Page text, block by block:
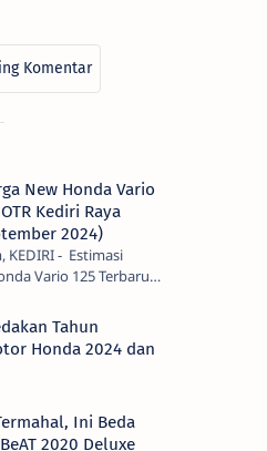
New Honda Vario
Kediri Raya
2024)
KEDIRI - Estimasi
Vario 125 Terbaru
(Update September
PT Astra Honda
Tahun
Honda 2024 dan
Ini Beda
2020 Deluxe